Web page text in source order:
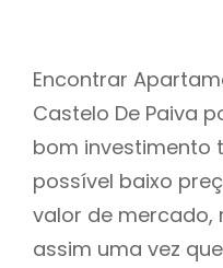
Encontrar
Castelo De Paiva
bom investimento
possível baixo
valor de mercado,
assim uma vez